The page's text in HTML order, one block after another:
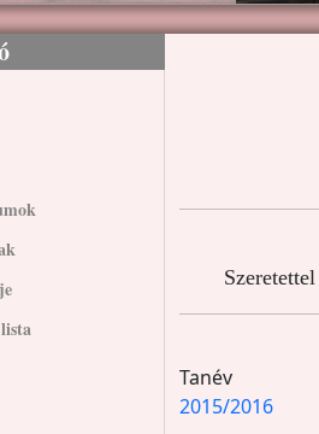
Tanév
2015/2016